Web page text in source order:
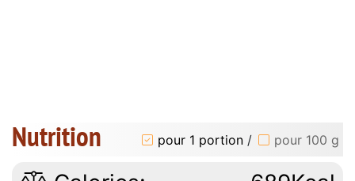
Nutrition pour 1 portion / pour 100 g